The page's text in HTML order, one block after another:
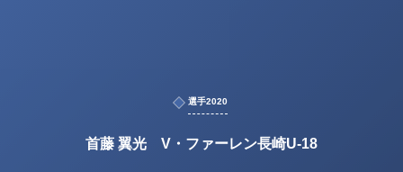
選手2020
首藤 翼光 V・ファーレン長崎U-18